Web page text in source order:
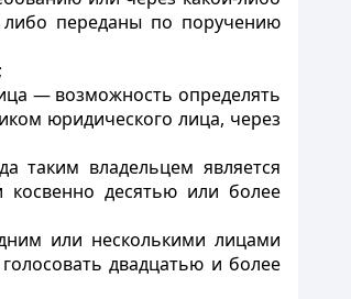
либо переданы по поручению
— возможность определять
юридического лица, через
таким владельцем является
косвенно десятью или более
или несколькими лицами
двадцатью и более